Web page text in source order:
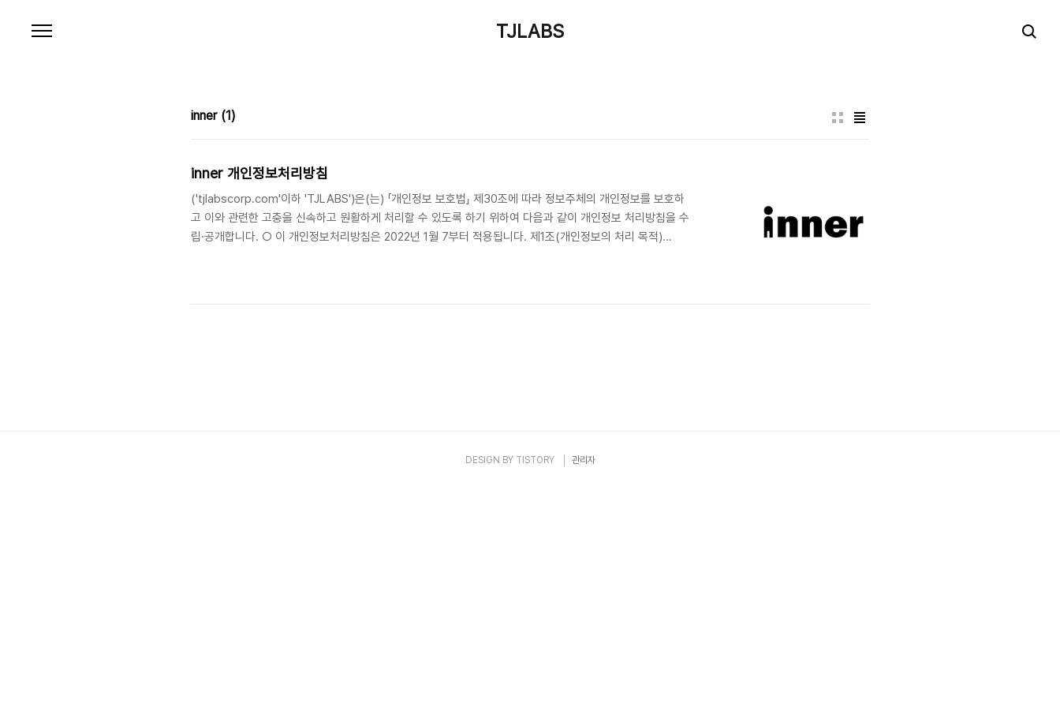
TJLABS
inner (1)
inner 개인정보처리방침
('tjlabscorp.com'이하 'TJLABS')은(는) 「개인정보 보호법」 제30조에 따라 정보주체의 개인정보를 보호하
고 이와 관련한 고충을 신속하고 원활하게 처리할 수 있도록 하기 위하여 다음과 같이 개인정보 처리방침을 수
립·공개합니다. ○ 이 개인정보처리방침은 2022년 1월 7부터 적용됩니다. 제1조(개인정보의 처리 목적)
DESIGN BY TISTORY 관리자